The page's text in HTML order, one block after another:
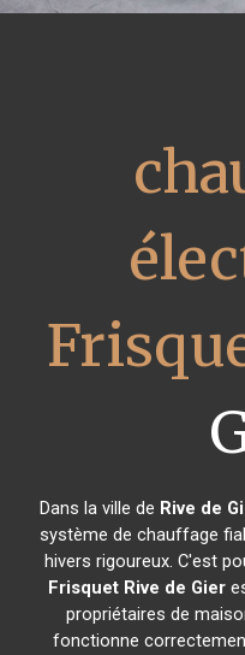
Dans la ville de Rive de
système de chauffage
hivers rigoureux. C'est
Frisquet Rive de Gier
propriétaires de
fonctionne